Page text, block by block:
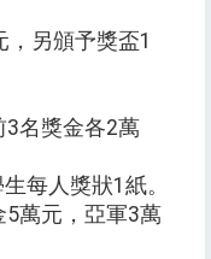
，另頒予獎盃1
3名獎金各2萬
每人獎狀1紙。
5萬元，亞軍3萬